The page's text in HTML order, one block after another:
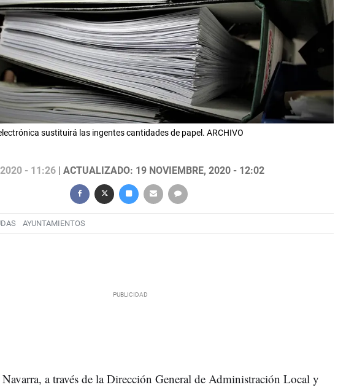
sustituirá las ingentes cantidades de papel. ARCHIVO
- 11:26| ACTUALIZADO: 19 NOVIEMBRE, 2020 - 12:02
AYUNTAMIENTOS
a través de la Dirección General de Administración Local y